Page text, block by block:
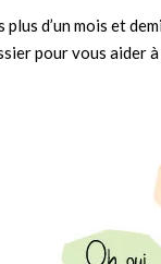
plus d’un mois et
pour vous aider